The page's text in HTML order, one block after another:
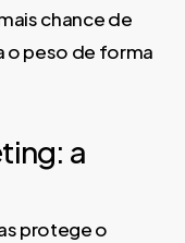
chance de
o peso de forma
a
protege o